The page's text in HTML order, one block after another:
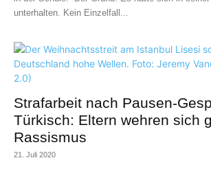
unterhalten. Kein Einzelfall...
Strafarbeit nach Pausen-
Türkisch: Eltern wehren sich
Rassismus
21. Juli 2020